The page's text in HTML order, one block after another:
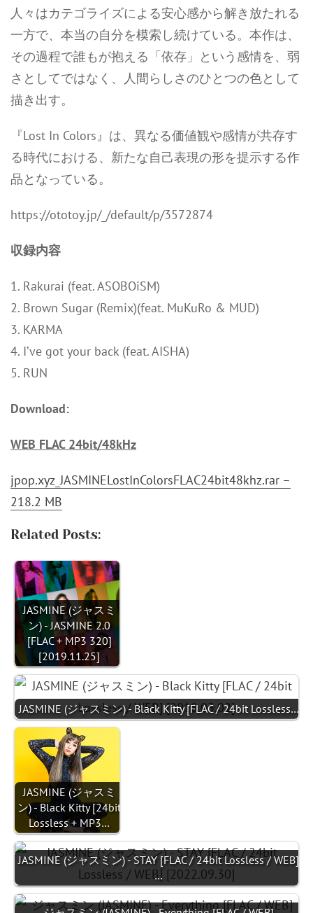
人々はカテゴライズによる安心感から解き放たれる
一方で、本当の自分を模索し続けている。本作は、
その過程で誰もが抱える「依存」という感情を、弱
さとしてではなく、人間らしさのひとつの色として
描き出す。
『Lost In Colors』は、異なる価値観や感情が共存す
る時代における、新たな自己表現の形を提示する作
品となっている。
https://ototoy.jp/_/default/p/3572874
収録内容
1. Rakurai (feat. ASOBOiSM)
2. Brown Sugar (Remix)(feat. MuKuRo & MUD)
3. KARMA
4. I’ve got your back (feat. AISHA)
5. RUN
Download:
WEB FLAC 24bit/48kHz
jpop.xyz_JASMINELostInColorsFLAC24bit48khz.rar –
218.2 MB
Related Posts:
JASMINE (ジャスミ
ン) - JASMINE 2.0
[FLAC + MP3 320]
[2019.11.25]
JASMINE (ジャスミン) - Black Kitty [FLAC / 24bit Lossless…
JASMINE (ジャスミ
ン) - Black Kitty [24bit
Lossless + MP3…
JASMINE (ジャスミン) - STAY [FLAC / 24bit Lossless / WEB]
…